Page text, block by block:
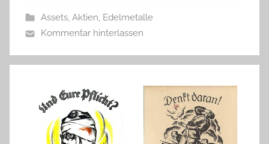
Assets, Aktien, Edelmetalle
Kommentar hinterlassen